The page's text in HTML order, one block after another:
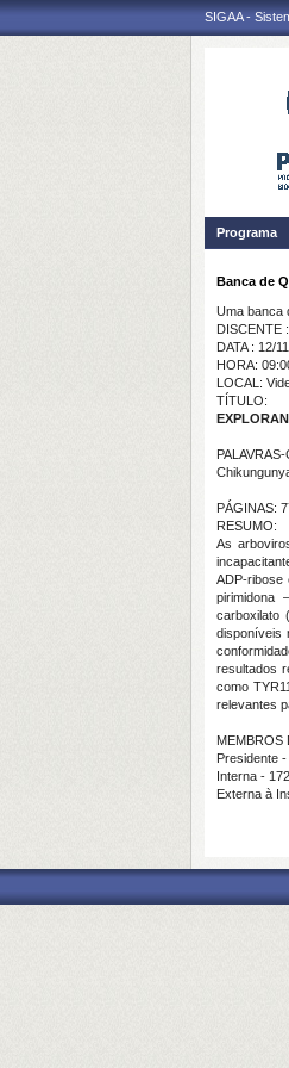
SIGAA -
Programa
Banca de
Uma banca
DISCENTE
DATA : 12/
HORA:
LOCAL:
TÍTULO:
PALAVRAS-
PÁGINAS:
RESUMO:
As
ADP-ribose
pirimidona
carboxilato
disponíveis
resultados
como
relevantes
MEMBROS
Presidente
Interna -
Externa à